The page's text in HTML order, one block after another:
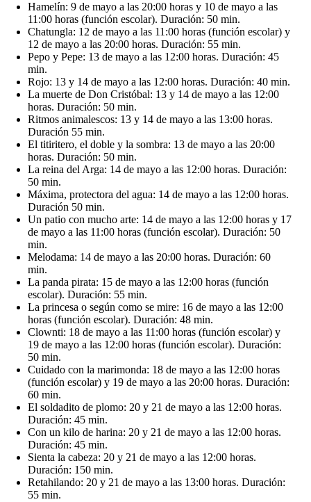
Hamelín: 9 de mayo a las 20:00 horas y 10 de mayo a las
11:00 horas (función escolar). Duración: 50 min.
Chatungla: 12 de mayo a las 11:00 horas (función escolar) y
12 de mayo a las 20:00 horas. Duración: 55 min.
Pepo y Pepe: 13 de mayo a las 12:00 horas. Duración: 45
min.
Rojo: 13 y 14 de mayo a las 12:00 horas. Duración: 40 min.
La muerte de Don Cristóbal: 13 y 14 de mayo a las 12:00
horas. Duración: 50 min.
Ritmos animalescos: 13 y 14 de mayo a las 13:00 horas.
Duración 55 min.
El titiritero, el doble y la sombra: 13 de mayo a las 20:00
horas. Duración: 50 min.
La reina del Arga: 14 de mayo a las 12:00 horas. Duración:
50 min.
Máxima, protectora del agua: 14 de mayo a las 12:00 horas.
Duración 50 min.
Un patio con mucho arte: 14 de mayo a las 12:00 horas y 17
de mayo a las 11:00 horas (función escolar). Duración: 50
min.
Melodama: 14 de mayo a las 20:00 horas. Duración: 60
min.
La panda pirata: 15 de mayo a las 12:00 horas (función
escolar). Duración: 55 min.
La princesa o según como se mire: 16 de mayo a las 12:00
horas (función escolar). Duración: 48 min.
Clownti: 18 de mayo a las 11:00 horas (función escolar) y
19 de mayo a las 12:00 horas (función escolar). Duración:
50 min.
Cuidado con la marimonda: 18 de mayo a las 12:00 horas
(función escolar) y 19 de mayo a las 20:00 horas. Duración:
60 min.
El soldadito de plomo: 20 y 21 de mayo a las 12:00 horas.
Duración: 45 min.
Con un kilo de harina: 20 y 21 de mayo a las 12:00 horas.
Duración: 45 min.
Sienta la cabeza: 20 y 21 de mayo a las 12:00 horas.
Duración: 150 min.
Retahilando: 20 y 21 de mayo a las 13:00 horas. Duración:
55 min.